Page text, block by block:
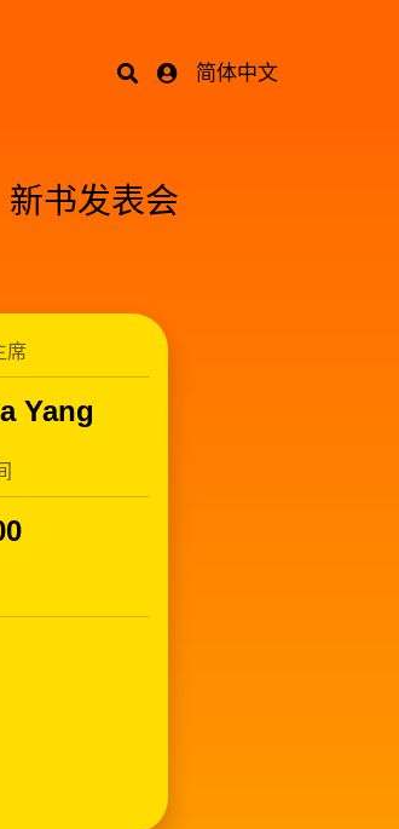
简体中文
书发表会
席
Yang